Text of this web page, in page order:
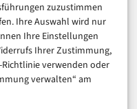
zuzustimmen
Ihre Auswahl wird nur
Ihre Einstellungen
Ihrer Zustimmung,
verwenden oder
verwalten“ am